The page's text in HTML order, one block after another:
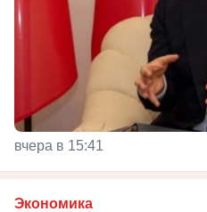
вчера в 15:41
Экономика